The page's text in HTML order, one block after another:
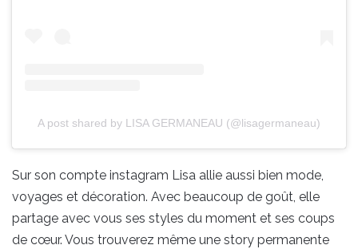
A post shared by LISA GERMANEAU (@lisagermaneau)
Sur son compte instagram Lisa allie aussi bien mode,
voyages et décoration. Avec beaucoup de goût, elle
partage avec vous ses styles du moment et ses coups
de cœur. Vous trouverez même une story permanente